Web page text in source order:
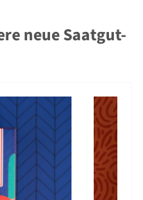
neue Saatgut-